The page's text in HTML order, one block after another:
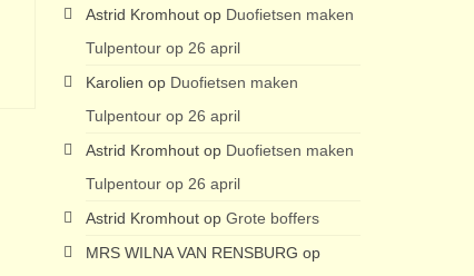
Astrid Kromhoutop Duofietsen maken
Tulpentour op 26 april
Karolien op Duofietsen maken
Tulpentour op 26 april
Astrid Kromhoutop Duofietsen maken
Tulpentour op 26 april
Astrid Kromhoutop Grote boffers
MRS WILNA VAN RENSBURG op